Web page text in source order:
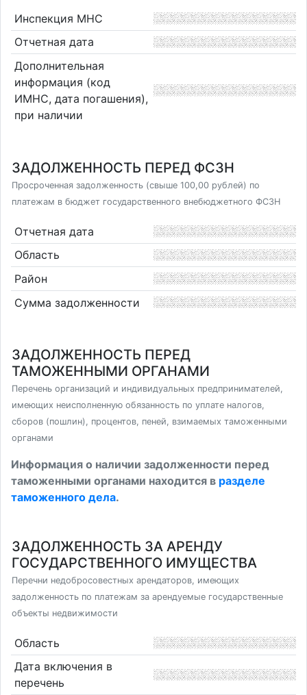
Инспекция МНС
Отчетная дата
Дополнительная
информация (код
ИМНС, дата погашения),
при наличии
ЗАДОЛЖЕННОСТЬ ПЕРЕД ФСЗН
Просроченная задолженность (свыше 100,00 рублей) по
платежам в бюджет государственного внебюджетного ФСЗН
Отчетная дата
Область
Район
Сумма задолженности
ЗАДОЛЖЕННОСТЬ ПЕРЕД
ТАМОЖЕННЫМИ ОРГАНАМИ
Перечень организаций и индивидуальных предпринимателей,
имеющих неисполненную обязанность по уплате налогов,
сборов (пошлин), процентов, пеней, взимаемых таможенными
органами
Информация о наличии задолженности перед
таможенными органами находится в разделе
таможенного дела.
ЗАДОЛЖЕННОСТЬ ЗА АРЕНДУ
ГОСУДАРСТВЕННОГО ИМУЩЕСТВА
Перечни недобросовестных арендаторов, имеющих
задолженность по платежам за арендуемые государственные
объекты недвижимости
Область
Дата включения в
перечень